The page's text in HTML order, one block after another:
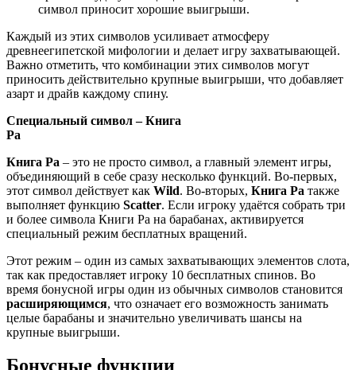
символ приносит хорошие выигрыши.
Каждый из этих символов усиливает атмосферу
древнеегипетской мифологии и делает игру захватывающей.
Важно отметить, что комбинации этих символов могут
приносить действительно крупные выигрыши, что добавляет
азарт и драйв каждому спину.
Специальный символ – Книга
Ра
Книга Ра – это не просто символ, а главный элемент игры,
объединяющий в себе сразу несколько функций. Во-первых,
этот символ действует как Wild. Во-вторых, Книга Ра также
выполняет функцию Scatter. Если игроку удаётся собрать три
и более символа Книги Ра на барабанах, активируется
специальный режим бесплатных вращений.
Этот режим – один из самых захватывающих элементов слота,
так как предоставляет игроку 10 бесплатных спинов. Во
время бонусной игры один из обычных символов становится
расширяющимся, что означает его возможность занимать
целые барабаны и значительно увеличивать шансы на
крупные выигрыши.
Бонусные функции